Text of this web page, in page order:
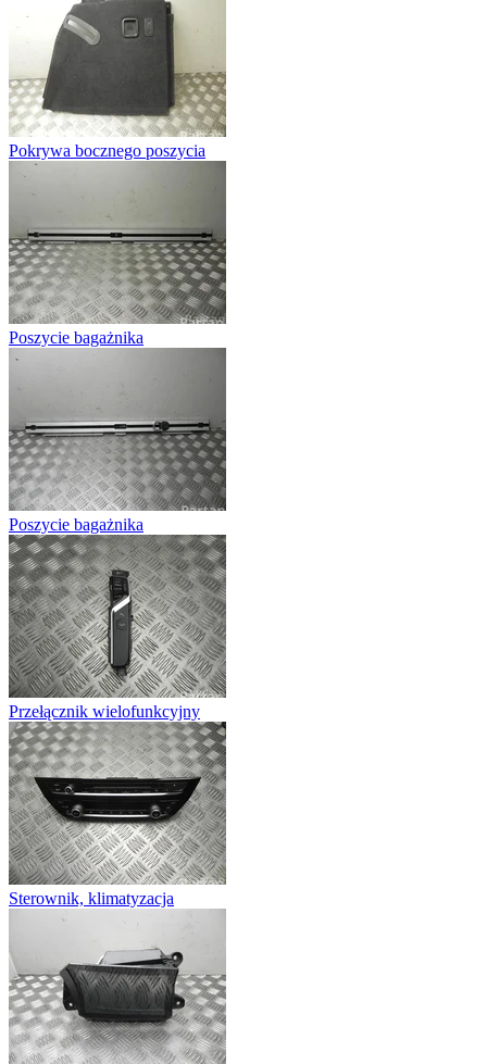
Pokrywa bocznego poszycia
Poszycie bagażnika
Poszycie bagażnika
Przełącznik wielofunkcyjny
Sterownik, klimatyzacja